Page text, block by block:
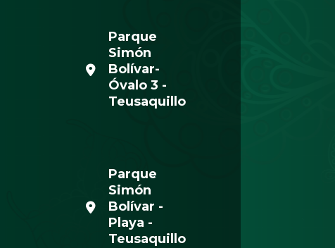
Parque
Simón
Bolívar-
Óvalo 3 -
Teusaquillo
Parque
Simón
Bolívar -
Playa -
Teusaquillo